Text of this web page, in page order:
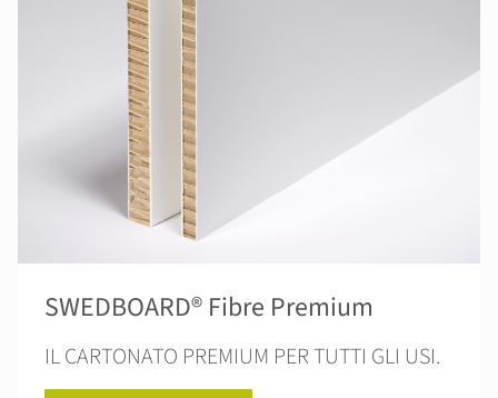
SWEDBOARD® Fibre Premium
IL CARTONATO PREMIUM PER TUTTI GLI USI.